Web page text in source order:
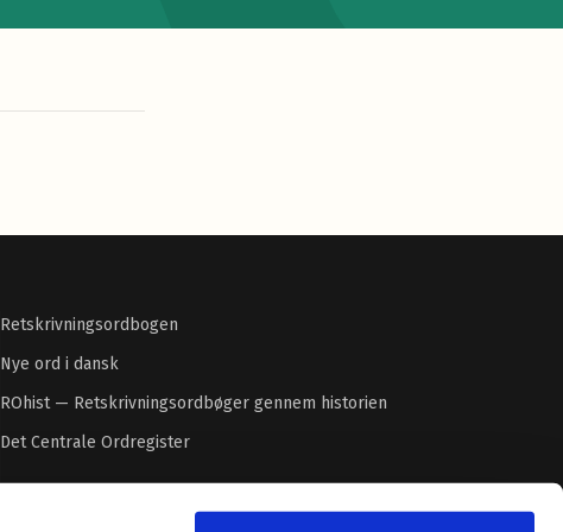
Retskrivningsordbogen
Nye ord i dansk
ROhist — Retskrivningsordbøger gennem historien
Det Centrale Ordregister